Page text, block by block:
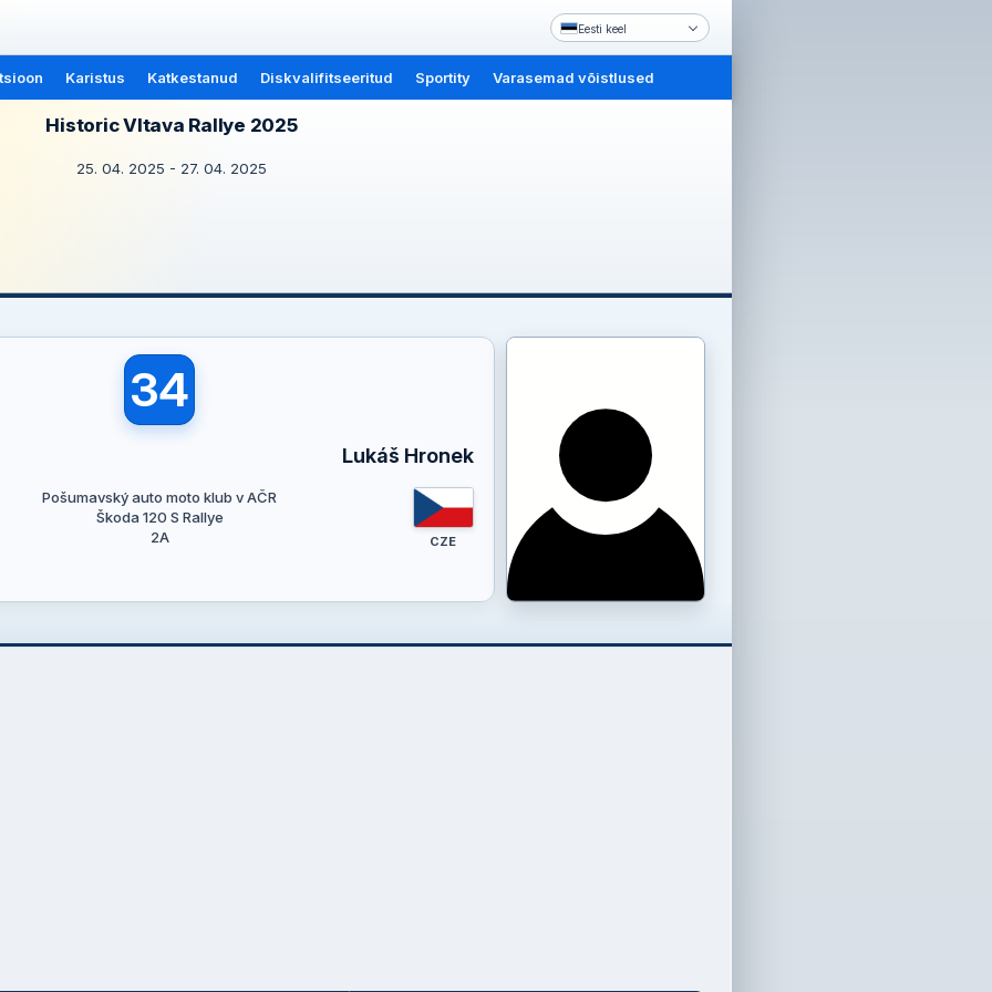
Eesti keel
Karistus Katkestanud Diskvalifitseeritud Sportity Varasemad võistlused
Historic Vltava Rallye 2025
25. 04. 2025 - 27. 04. 2025
34
Lukáš Hronek
Pošumavský auto moto klub v AČR
Škoda 120 S Rallye
2A
CZE